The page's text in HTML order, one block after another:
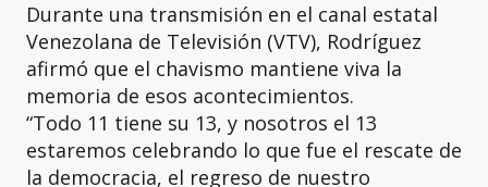
Durante una transmisión en el canal estatal
Venezolana de Televisión (VTV), Rodríguez
afirmó que el chavismo mantiene viva la
memoria de esos acontecimientos.
“Todo 11 tiene su 13, y nosotros el 13
estaremos celebrando lo que fue el rescate de
la democracia, el regreso de nuestro